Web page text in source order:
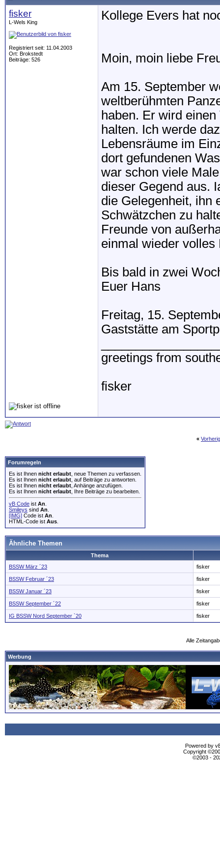
fisker
L-Wels King
Registriert seit: 11.04.2003
Ort: Brokstedt
Beiträge: 526
Kollege Evers hat
Moin, moin liebe
Am 15. September
weltberühmten
haben. Er wird
halten. Ich werde
Lebensräume im
dort gefundenen
war schon viele
dieser Gegend aus.
die Gelegenheit, ihn
Schwätzchen zu
Freunde von
einmal wieder volles
Bis bald in zwei
Euer Hans
Freitag, 15.
Gaststätte am
greetings from
fisker
«
Forumregeln
Es ist Ihnen nicht erlaubt , neue Themen zu verfassen.
Es ist Ihnen nicht erlaubt , auf Beiträge zu antworten.
Es ist Ihnen nicht erlaubt , Anhänge anzufügen.
Es ist Ihnen nicht erlaubt , Ihre Beiträge zu bearbeiten.
vB Code ist An
Smileys sind An
[IMG] Code ist An
HTML-Code ist Aus
Ähnliche Themen
Thema
BSSW März ´23
fisker
BSSW Februar ´23 fisker
BSSW Januar ´23 fisker
BSSW September ´22 fisker
IG BSSW Nord September `20 fisker
Alle
Werbung
Powered by
Copyright
©2003 -